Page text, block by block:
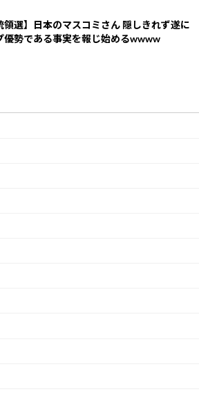
領選】日本のマスコミさん 隠しきれず遂に
優勢である事実を報じ始めるwwww